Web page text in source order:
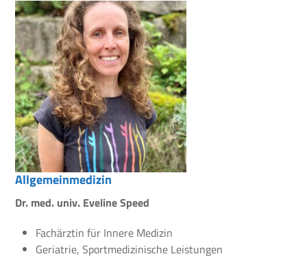
Allgemeinmedizin
Dr. med. univ. Eveline Speed
Fachärztin für Innere Medizin
Geriatrie, Sportmedizinische Leistungen